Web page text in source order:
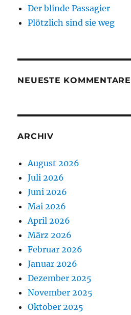
Der blinde Passagier
Plötzlich sind sie weg
NEUESTE KOMMENTARE
ARCHIV
August 2026
Juli 2026
Juni 2026
Mai 2026
April 2026
März 2026
Februar 2026
Januar 2026
Dezember 2025
November 2025
Oktober 2025